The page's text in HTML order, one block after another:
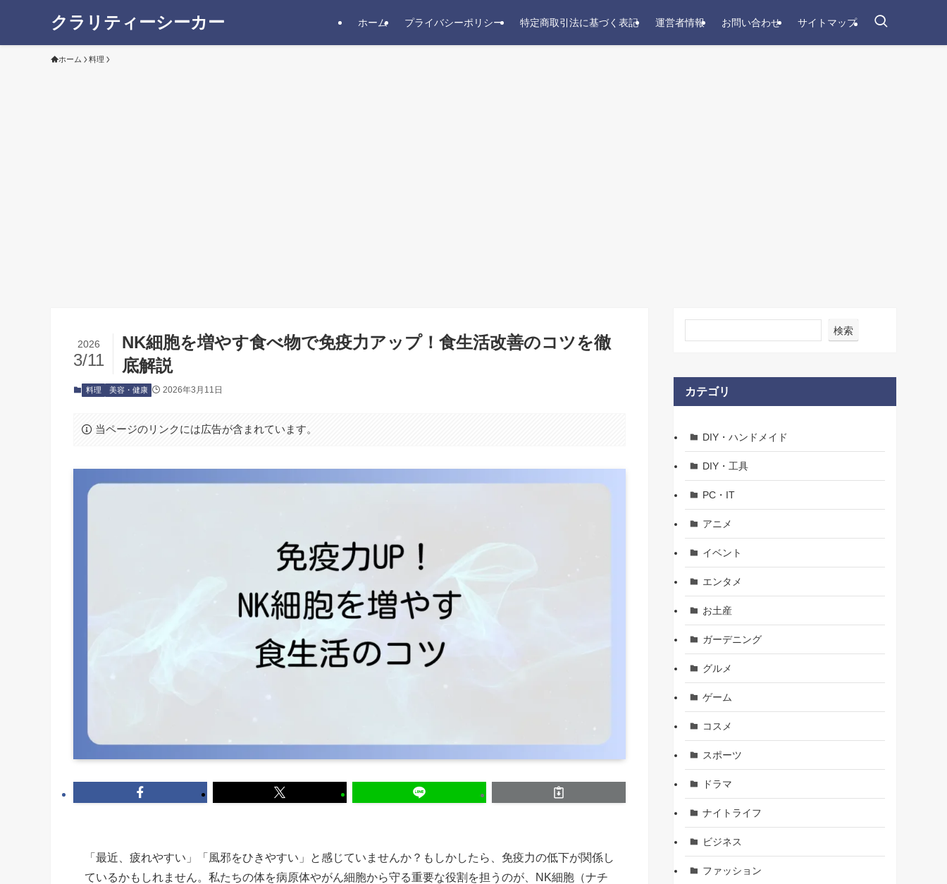
クラリティーシーカー ホーム プライバシーポリシー 特定商取引法に基づく表記 運営者情報 お問い合わせ サイトマップ
ホーム 料理
NK細胞を増やす食べ物で免疫力アップ！食生活改善のコツを徹
底解説
2026
3/11
料理 美容・健康 2026年3月11日
当ページのリンクには広告が含まれています。
「最近、疲れやすい」「風邪をひきやすい」と感じていませんか？もしかしたら、免疫力の低下が関係し
ているかもしれません。私たちの体を病原体やがん細胞から守る重要な役割を担うのが、NK細胞（ナチ
検索
カテゴリ
DIY・ハンドメイド
DIY・工具
PC・IT
アニメ
イベント
エンタメ
お土産
ガーデニング
グルメ
ゲーム
コスメ
スポーツ
ドラマ
ナイトライフ
ビジネス
ファッション